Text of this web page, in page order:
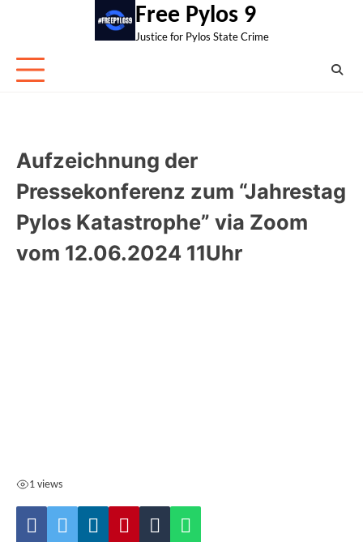
Free Pylos 9
Justice for Pylos State Crime
Aufzeichnung der
Pressekonferenz zum “Jahrestag
Pylos Katastrophe” via Zoom
vom 12.06.2024 11Uhr
1 views